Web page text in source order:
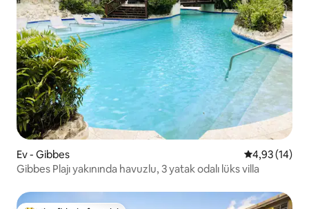
Ev - Gibbes 5 üzerinden
4,93 (14)
Gibbes Plajı yakınında havuzlu, 3 yatak odalı lüks villa